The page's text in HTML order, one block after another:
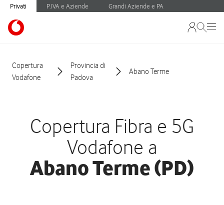
Privati P.IVA e Aziende Grandi Aziende e PA
Copertura
Vodafone
Provincia di
Padova
Abano Terme
Copertura Fibra e 5G
Vodafone a
Abano Terme (PD)